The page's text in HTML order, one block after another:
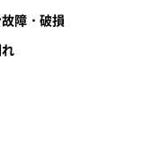
示に基づい
供するものも
害を発生さ
でサービス
換製品とな
交換の際に
クルや分析
収させてい
品は当社の所
障・破損